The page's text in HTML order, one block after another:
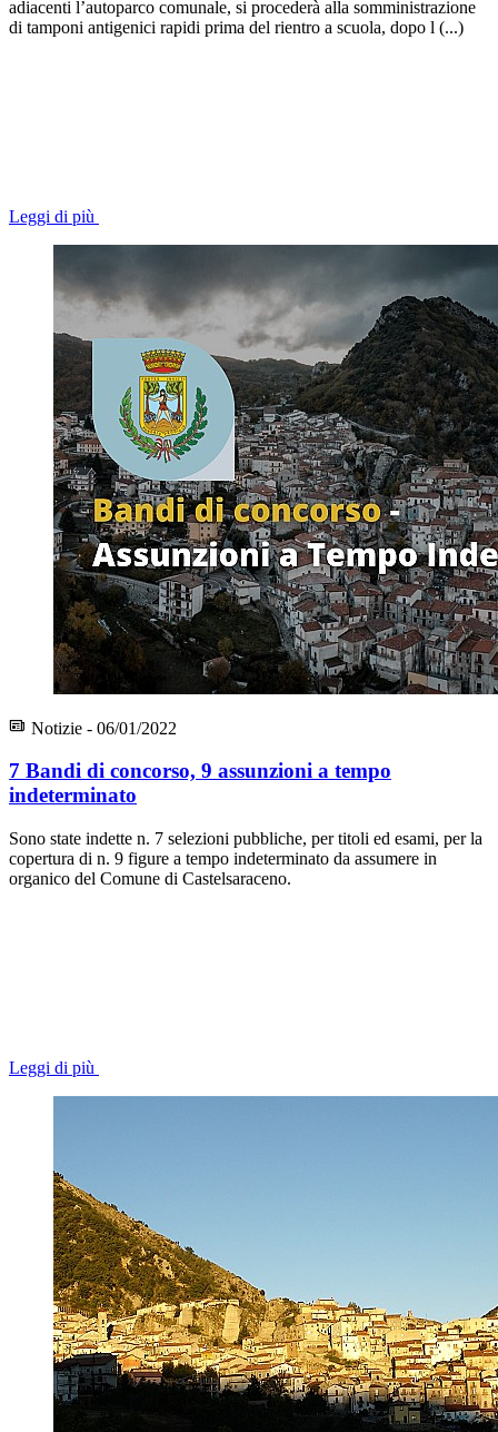
adiacenti l’autoparco comunale, si procederà alla somministrazione
di tamponi antigenici rapidi prima del rientro a scuola, dopo l (...)
Leggi di più
Notizie - 06/01/2022
7 Bandi di concorso, 9 assunzioni a tempo
indeterminato
Sono state indette n. 7 selezioni pubbliche, per titoli ed esami, per la
copertura di n. 9 figure a tempo indeterminato da assumere in
organico del Comune di Castelsaraceno.
Leggi di più